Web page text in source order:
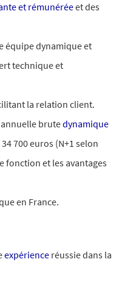
et rémunéréeet des
équipe dynamique et
technique et
la relation client.
brutedynamique
34 700 euros (N+1 selon
fonction et les avantages
en France.
expérience réussie dans la